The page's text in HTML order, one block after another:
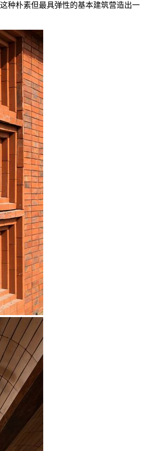
种朴素但最具弹性的基本建筑营造出一